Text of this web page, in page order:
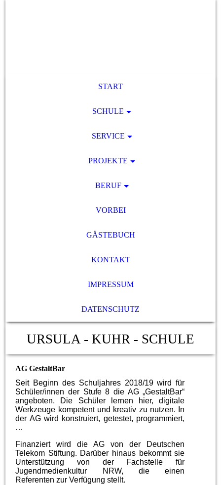
START
SCHULE
SERVICE
PROJEKTE
BERUF
VORBEI
GÄSTEBUCH
KONTAKT
IMPRESSUM
DATENSCHUTZ
URSULA - KUHR - SCHULE
AG GestaltBar
Seit Beginn des Schuljahres 2018/19 wird für
Schüler/innen der Stufe 8 die AG „GestaltBar“
angeboten. Die Schüler lernen hier, digitale
Werkzeuge kompetent und kreativ zu nutzen. In
der AG wird konstruiert, getestet, programmiert,
…
Finanziert wird die AG von der Deutschen
Telekom Stiftung. Darüber hinaus bekommt sie
Unterstützung von der Fachstelle für
Jugendmedienkultur NRW, die einen
Referenten zur Verfügung stellt.